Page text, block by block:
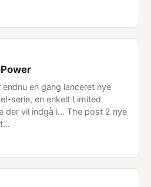
en gang lanceret nye
serie, en enkelt Limited
der vil indgå i... The post 2 nye